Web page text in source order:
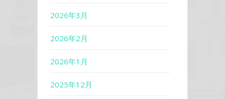
2026年3月
2026年2月
2026年1月
2025年12月